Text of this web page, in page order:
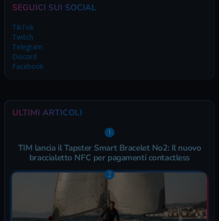
SEGUICI SUI SOCIAL
TikTok
Twitch
Telegram
Discord
Facebook
ULTIMI ARTICOLI
TIM lancia il Tapster Smart Bracelet No2: Il nuovo
braccialetto NFC per pagamenti contactless